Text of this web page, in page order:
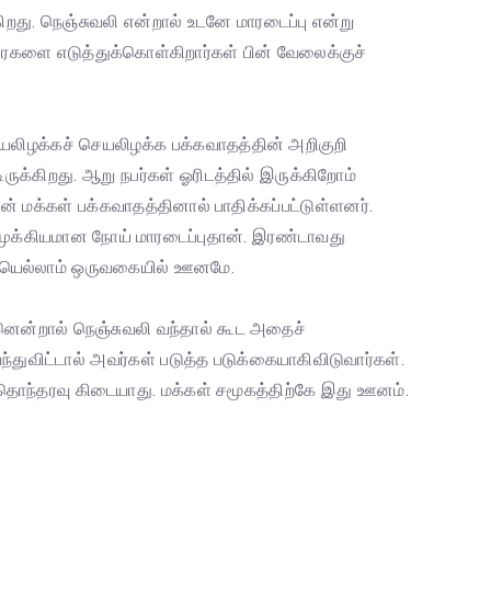
நெஞ்சுவலி என்றால் உடனே மாரடைப்பு என்று
எடுத்துக்கொள்கிறார்கள் பின் வேலைக்குச்
செயலிழக்க பக்கவாதத்தின் அறிகுறி
ஆறு நபர்கள் ஓரிடத்தில் இருக்கிறோம்
மக்கள் பக்கவாதத்தினால் பாதிக்கப்பட்டுள்ளனர்.
நோய் மாரடைப்புதான். இரண்டாவது
ஒருவகையில் ஊனமே.
நெஞ்சுவலி வந்தால் கூட அதைச்
அவர்கள் படுத்த படுக்கையாகிவிடுவார்கள்.
தொந்தரவு கிடையாது. மக்கள் சமூகத்திற்கே இது ஊனம்.